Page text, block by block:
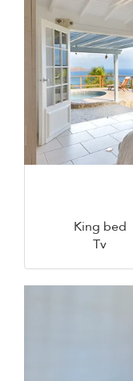
King bed
Tv